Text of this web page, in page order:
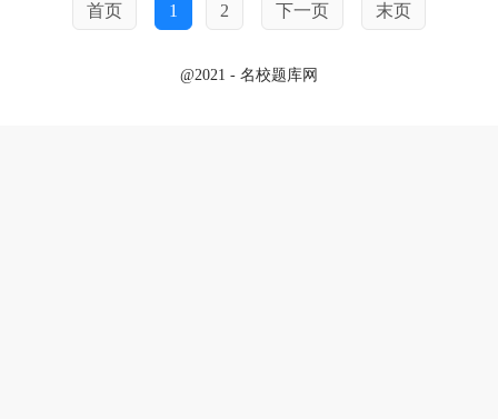
首页 1 2 下一页 末页
@2021 - 名校题库网